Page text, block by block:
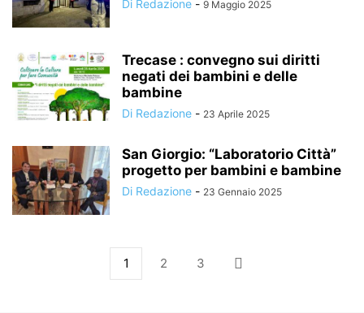
Di Redazione - 9 Maggio 2025
Trecase : convegno sui diritti
negati dei bambini e delle
bambine
Di Redazione - 23 Aprile 2025
San Giorgio: “Laboratorio Città”
progetto per bambini e bambine
Di Redazione - 23 Gennaio 2025
1 2 3